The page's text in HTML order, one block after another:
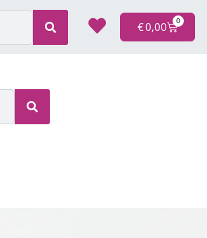
€0,00 0